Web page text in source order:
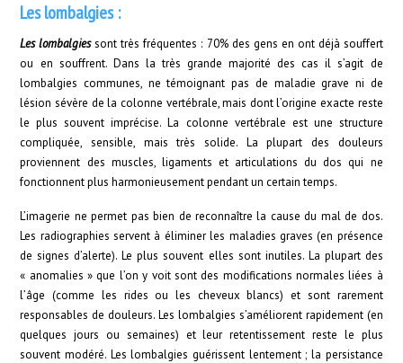
Les lombalgies :
Les lombalgiessont très fréquentes : 70% des gens en ont déjà souffert
ou en souffrent. Dans la très grande majorité des cas il s’agit de
lombalgies communes, ne témoignant pas de maladie grave ni de
lésion sévère de la colonne vertébrale, mais dont l’origine exacte reste
le plus souvent imprécise. La colonne vertébrale est une structure
compliquée, sensible, mais très solide. La plupart des douleurs
proviennent des muscles, ligaments et articulations du dos qui ne
fonctionnent plus harmonieusement pendant un certain temps.
L’imagerie ne permet pas bien de reconnaître la cause du mal de dos.
Les radiographies servent à éliminer les maladies graves (en présence
de signes d’alerte). Le plus souvent elles sont inutiles. La plupart des
« anomalies » que l’on y voit sont des modifications normales liées à
l’âge (comme les rides ou les cheveux blancs) et sont rarement
responsables de douleurs. Les lombalgies s’améliorent rapidement (en
quelques jours ou semaines) et leur retentissement reste le plus
souvent modéré. Les lombalgies guérissent lentement ; la persistance